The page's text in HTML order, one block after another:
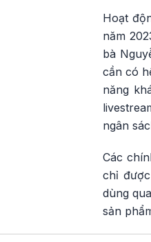
Hoạt
năm
bà
cần có
năng
ngân
Các
chỉ
dùng
sản